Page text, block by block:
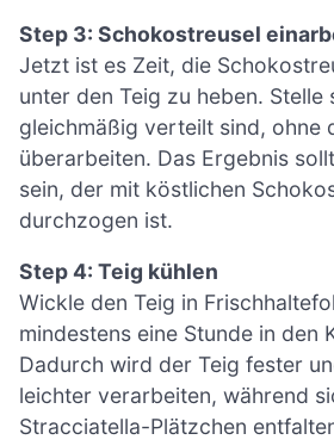
Step 3: Schokostreusel
Jetzt ist es Zeit, die
unter den Teig zu heben. Stelle
gleichmäßig verteilt sind, ohne
überarbeiten. Das Ergebnis
sein, der mit köstlichen
durchzogen ist.
Step 4: Teig kühlen
Wickle den Teig in
mindestens eine Stunde in den
Dadurch wird der Teig fester
leichter verarbeiten, während
Stracciatella-Plätzchen